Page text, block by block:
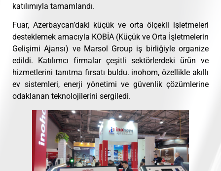
katılımıyla tamamlandı.
Fuar, Azerbaycan’daki küçük ve orta ölçekli işletmeleri
desteklemek amacıyla KOBİA (Küçük ve Orta İşletmelerin
Gelişimi Ajansı) ve Marsol Group iş birliğiyle organize
edildi. Katılımcı firmalar çeşitli sektörlerdeki ürün ve
hizmetlerini tanıtma fırsatı buldu. inohom, özellikle akıllı
ev sistemleri, enerji yönetimi ve güvenlik çözümlerine
odaklanan teknolojilerini sergiledi.